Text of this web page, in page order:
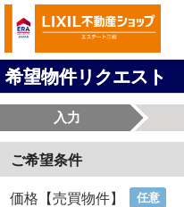
希望物件リクエスト
入力
ご希望条件
価格【売買物件】 任意